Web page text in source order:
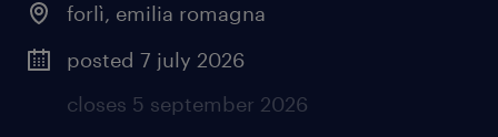
forlì, emilia romagna
posted 7 july 2026
closes 5 september 2026